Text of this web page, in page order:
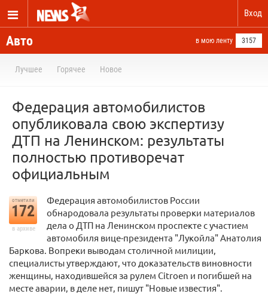
Вход
Авто в мою ленту 3157
Лучшее Горячее Новое
Федерация автомобилистов
опубликовала свою экспертизу
ДТП на Ленинском: результаты
полностью противоречат
официальным
отметили
172
в архиве
Федерация автомобилистов России
обнародовала результаты проверки материалов
дела о ДТП на Ленинском проспекте с участием
автомобиля вице-президента "Лукойла" Анатолия
Баркова. Вопреки выводам столичной милиции,
специалисты утверждают, что доказательств виновности
женщины, находившейся за рулем Citroen и погибшей на
месте аварии, в деле нет, пишут "Новые известия".